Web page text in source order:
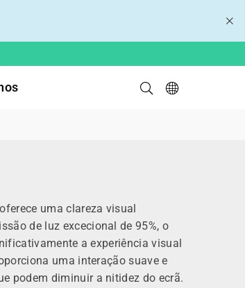
uma clareza visual
de luz excecional de 95%, o
a experiência visual
uma interação suave e
podem diminuir a nitidez do ecrã.